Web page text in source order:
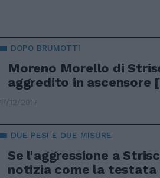
DOPO BRUMOTTI
Moreno Morello di
aggredito in ascensore
17/12/2017
DUE PESI E DUE MISURE
Se l'aggressione a
notizia come la testata